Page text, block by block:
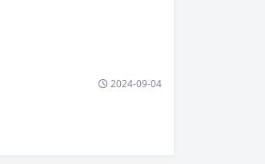
2024-09-04